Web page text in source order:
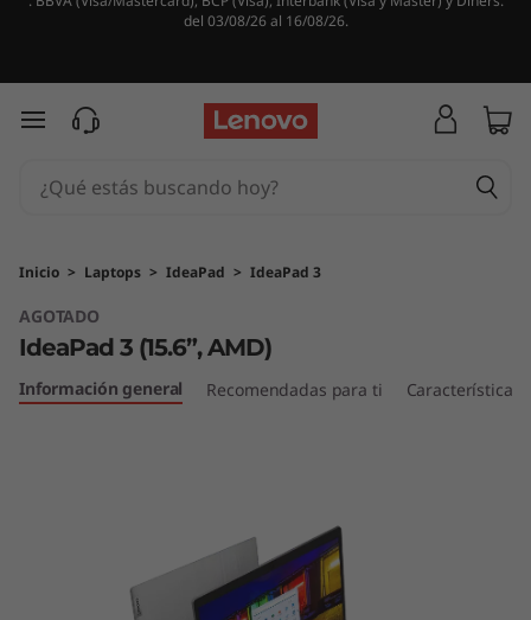
d
e
a
d
3
del 03/08/26 al 16/08/26.
Ir al contenido principal
Inicio > Laptops > IdeaPad > IdeaPad 3
AGOTADO
IdeaPad 3 (15.6”, AMD)
Información general Recomendadas para ti Características